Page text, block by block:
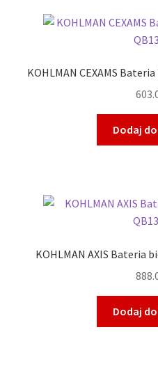
KOHLMAN CEXAMS
Dodaj
KOHLMAN AXIS Bateria
Dodaj